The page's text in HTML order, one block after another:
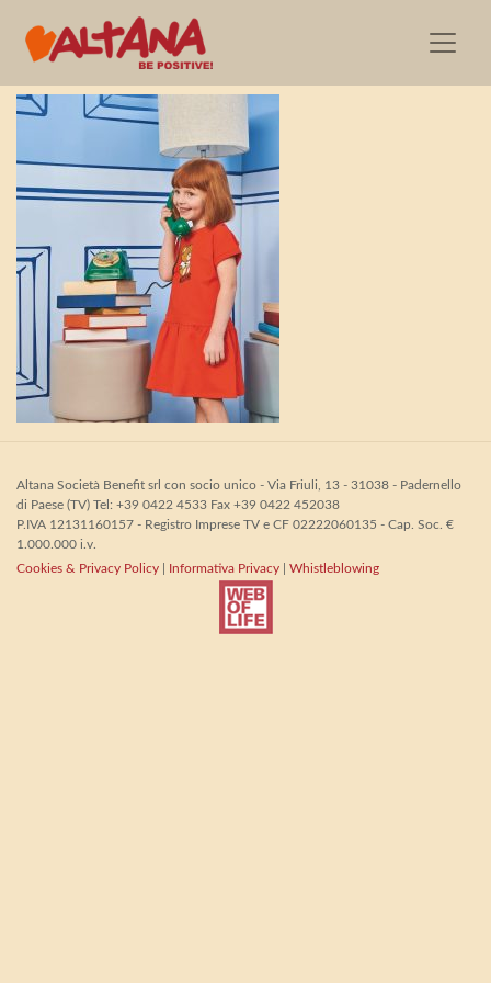
Moschino_SS23_0148
Altana Società Benefit srl con socio unico - Via Friuli, 13 - 31038 - Padernello
di Paese (TV) Tel: +39 0422 4533 Fax +39 0422 452038
P.IVA 12131160157 - Registro Imprese TV e CF 02222060135 - Cap. Soc. €
1.000.000 i.v.
Cookies & Privacy Policy
Informativa Privacy Whistleblowing